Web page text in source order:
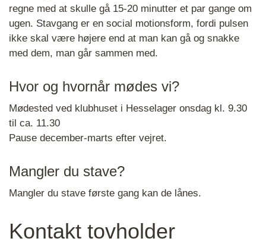
regne med at skulle gå 15-20 minutter et par gange om
ugen. Stavgang er en social motionsform, fordi pulsen
ikke skal være højere end at man kan gå og snakke
med dem, man går sammen med.
Hvor og hvornår mødes vi?
Mødested ved klubhuset i Hesselager onsdag kl. 9.30
til ca. 11.30
Pause december-marts efter vejret.
Mangler du stave?
Mangler du stave første gang kan de lånes.
Kontakt tovholder